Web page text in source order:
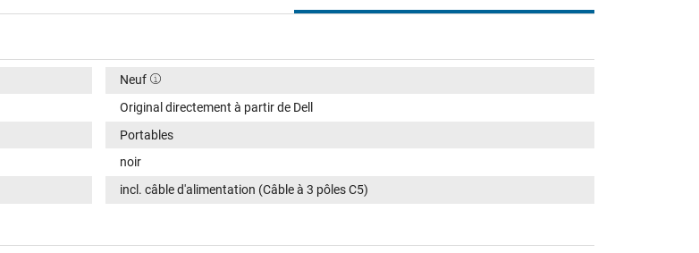
Neuf
Original directement à partir de Dell
Portables
noir
incl. câble d'alimentation (Câble à 3 pôles C5)